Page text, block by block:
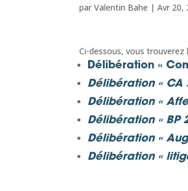
parValentin Bahe |Avr 20,
Ci-dessous, vous trouverez
Délibération «
Délibération « CA
Délibération «
Délibération « BP
Délibération «
Délibération «